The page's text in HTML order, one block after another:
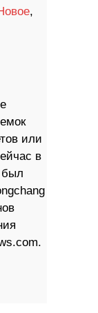
,
или
в
был